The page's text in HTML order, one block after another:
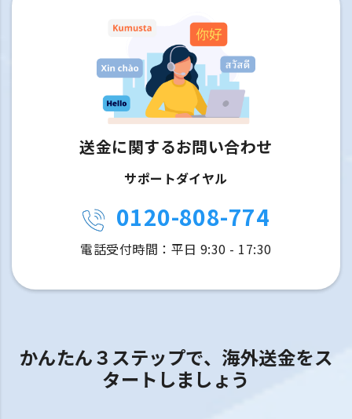
送金に関するお問い合わせ
サポートダイヤル
0120-808-774
電話受付時間：平日 9:30 - 17:30
かんたん３ステップで、海外送金をス
タートしましょう